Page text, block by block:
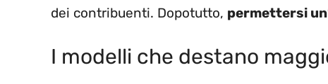
dei contribuenti. Dopotutto, permettersi
I modelli che destano